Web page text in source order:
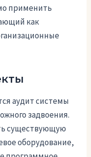
применить
как
аудит системы
задвоения.
существующую
оборудование,